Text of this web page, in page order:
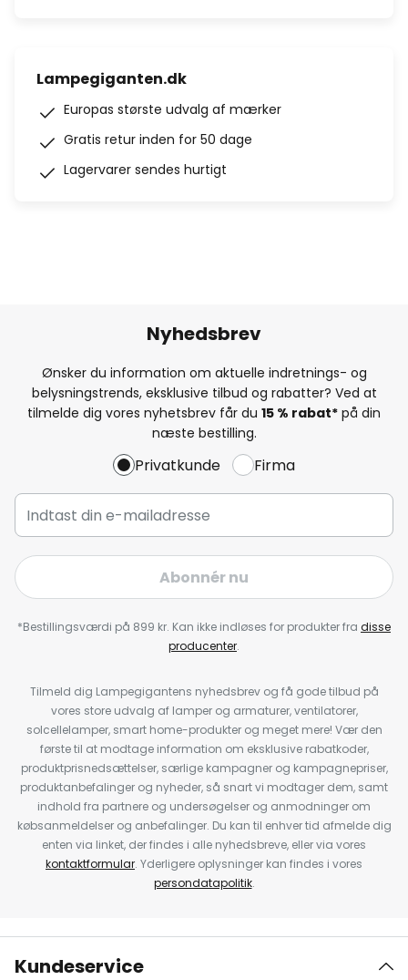
Lampegiganten.dk
Europas største udvalg af mærker
Gratis retur inden for 50 dage
Lagervarer sendes hurtigt
Nyhedsbrev
Ønsker du information om aktuelle indretnings- og
belysningstrends, eksklusive tilbud og rabatter? Ved at
tilmelde dig vores nyhetsbrev får du 15 % rabat* på din
næste bestilling.
Privatkunde Firma
Abonnér nu
*Bestillingsværdi på 899 kr. Kan ikke indløses for produkter fra disse
producenter.
Tilmeld dig Lampegigantens nyhedsbrev og få gode tilbud på
vores store udvalg af lamper og armaturer, ventilatorer,
solcellelamper, smart home-produkter og meget mere! Vær den
første til at modtage information om eksklusive rabatkoder,
produktprisnedsættelser, særlige kampagner og kampagnepriser,
produktanbefalinger og nyheder, så snart vi modtager dem, samt
indhold fra partnere og undersøgelser og anmodninger om
købsanmeldelser og anbefalinger. Du kan til enhver tid afmelde dig
enten via linket, der findes i alle nyhedsbreve, eller via vores
kontaktformular. Yderligere oplysninger kan findes i vores
persondatapolitik.
Kundeservice